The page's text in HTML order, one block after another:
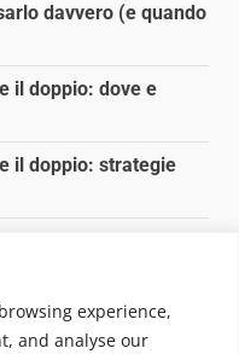
experience,
and analyse our
davvero (e quando
il doppio: dove e
il doppio: strategie
che